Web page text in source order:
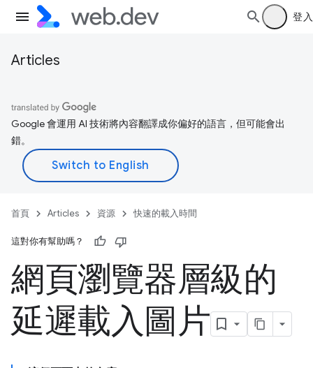
登入
Articles
Google 會運用 AI 技術將內容翻譯成你偏好的語言，但可能會出
錯。
首頁 Articles 資源 快速的載入時間
這對你有幫助嗎？
網頁瀏覽器層級的
延遲載入圖片